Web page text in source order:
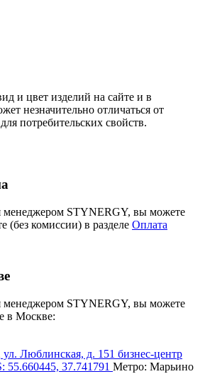
и цвет изделий на сайте и в
незначительно отличаться от
потребительских свойств.
менеджером STYNERGY, вы можете
(без комиссии) в разделе Оплата
менеджером STYNERGY, вы можете
в Москве:
Люблинская, д. 151 бизнес-центр
37.741791 Метро: Марьино